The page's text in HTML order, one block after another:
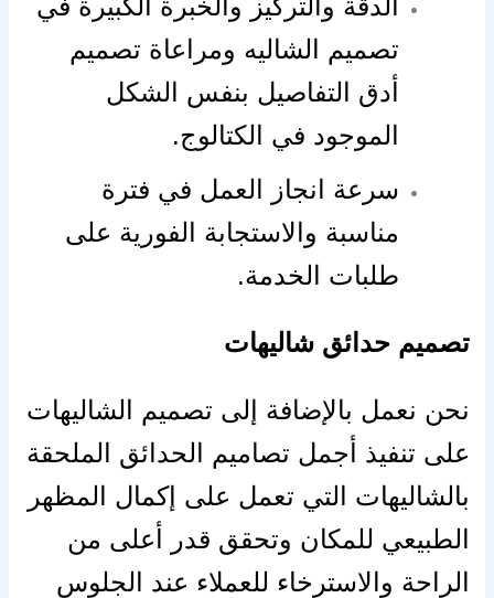
الدقة والتركيز والخبرة الكبيرة في
تصميم الشاليه ومراعاة تصميم
أدق التفاصيل بنفس الشكل
الموجود في الكتالوج.
سرعة انجاز العمل في فترة
مناسبة والاستجابة الفورية على
طلبات الخدمة.
تصميم حدائق شاليهات
نحن نعمل بالإضافة إلى تصميم الشاليهات
على تنفيذ أجمل تصاميم الحدائق الملحقة
بالشاليهات التي تعمل على إكمال المظهر
الطبيعي للمكان وتحقق قدر أعلى من
الراحة والاسترخاء للعملاء عند الجلوس